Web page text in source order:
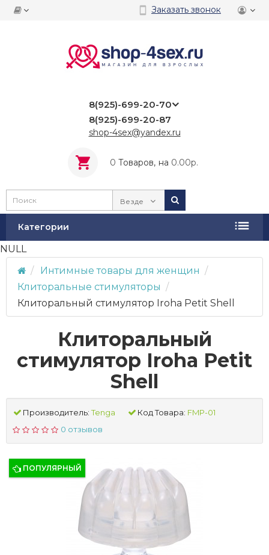
Заказать звонок
8(925)-699-20-70
8(925)-699-20-87
shop-4sex@yandex.ru
0 Tоваров, на 0.00р.
Везде
Категории
NULL
Интимные товары для женщин
Клиторальные стимуляторы
Клиторальный стимулятор Iroha Petit Shell
Клиторальный
стимулятор Iroha Petit
Shell
Производитель: Tenga Код Товара: FMP-01
0 отзывов
ПОПУЛЯРНЫЙ